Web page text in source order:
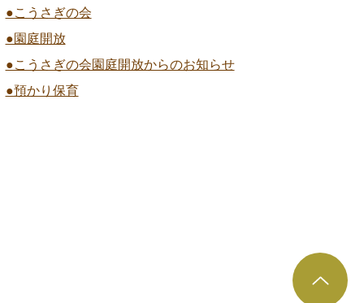
●こうさぎの会
●園庭開放
●こうさぎの会園庭開放からのお知らせ
●預かり保育